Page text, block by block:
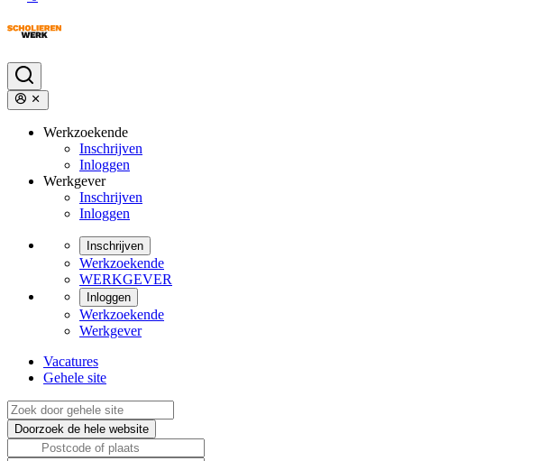
Werkzoekende
Inschrijven
Inloggen
Werkgever
Inschrijven
Inloggen
Inschrijven
Werkzoekende
WERKGEVER
Inloggen
Werkzoekende
Werkgever
Vacatures
Gehele site